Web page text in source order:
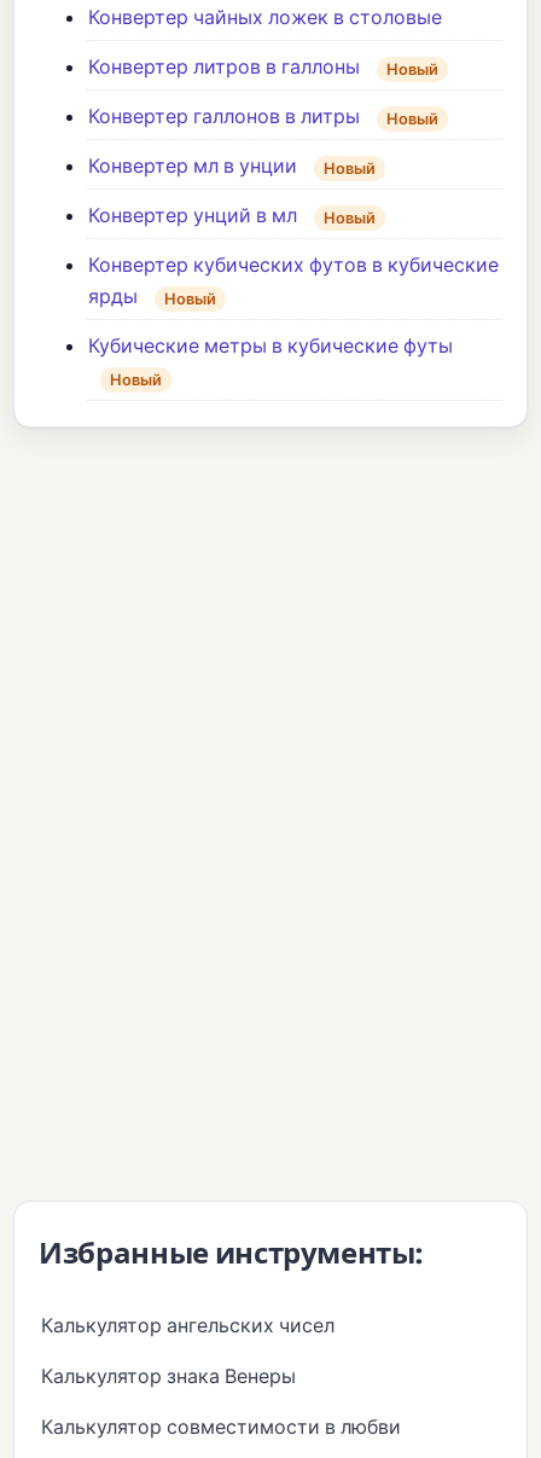
Конвертер чайных ложек в столовые
Конвертер литров в галлоны
Новый
Конвертер галлонов в литры Новый
Конвертер мл в унции Новый
Конвертер унций в мл Новый
Конвертер кубических футов в кубические
ярды
Новый
Кубические метры в кубические футы
Новый
Избранные инструменты:
Калькулятор ангельских чисел
Калькулятор знака Венеры
Калькулятор совместимости в любви